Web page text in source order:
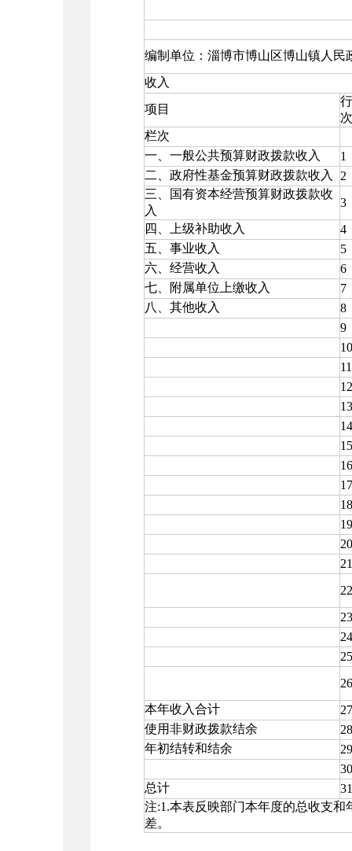
编制单位：淄博市博山区博山镇人民
收入
项目
行
次
栏次
一、一般公共预算财政拨款收入
1
二、政府性基金预算财政拨款收入
2
三、国有资本经营预算财政拨款收
入
3
四、上级补助收入
4
五、事业收入
5
六、经营收入
6
七、附属单位上缴收入
7
八、其他收入
8
9
10
11
12
13
14
15
16
17
18
19
20
21
22
23
24
25
26
本年收入合计
27
使用非财政拨款结余
28
年初结转和结余
29
30
总计
31
注:1.本表反映部门本年度的总收支
差。